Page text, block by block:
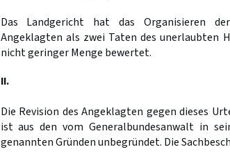
Das Landgericht hat das Organisieren
Angeklagten als zwei Taten des
nicht geringer Menge bewertet.
II.
Die Revision des Angeklagten gegen dieses
ist aus den vom Generalbundesanwalt in
genannten Gründen unbegründet. Die